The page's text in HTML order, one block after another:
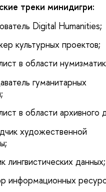
треки минидигри:
Digital Humanities;
культурных проектов;
в области
гуманитарных
в области архивного
художественной
лингвистических данных;
информационных